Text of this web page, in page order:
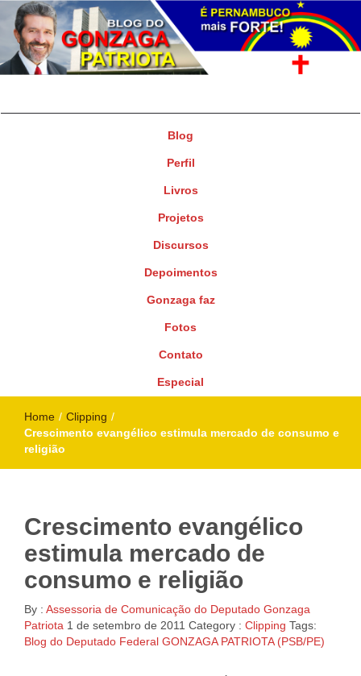
Blog
Perfil
Livros
Projetos
Discursos
Depoimentos
Gonzaga faz
Fotos
Contato
Especial
Home / Clipping /
Crescimento evangélico estimula mercado de consumo e
religião
Crescimento evangélico
estimula mercado de
consumo e religião
By : Assessoria de Comunicação do Deputado Gonzaga
Patriota 1 de setembro de 2011 Category : Clipping Tags:
Blog do Deputado Federal GONZAGA PATRIOTA (PSB/PE)